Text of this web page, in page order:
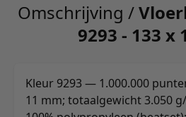
Omschrijving /
9293 - 133 x
Kleur 9293 — 1.000.000
11 mm; totaalgewicht 3.050